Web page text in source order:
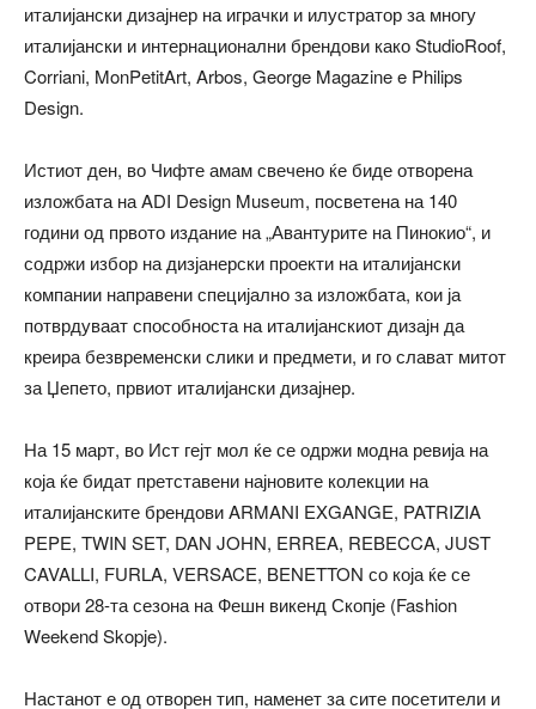
италијански дизајнер на играчки и илустратор за многу
италијански и интернационални брендови како StudioRoof,
Corriani, MonPetitArt, Arbos, George Magazine e Philips
Design.
Истиот ден, во Чифте амам свечено ќе биде отворена
изложбата на ADI Design Museum, посветена на 140
години од првото издание на „Авантурите на Пинокио“, и
содржи избор на дизјанерски проекти на италијански
компании направени специјално за изложбата, кои ја
потврдуваат способноста на италијанскиот дизајн да
креира безвременски слики и предмети, и го слават митот
за Џепето, првиот италијански дизајнер.
На 15 март, во Ист гејт мол ќе се одржи модна ревија на
која ќе бидат претставени најновите колекции на
италијанските брендови ARMANI EXGANGE, PATRIZIA
PEPE, TWIN SET, DAN JOHN, ERREA, REBECCA, JUST
CAVALLI, FURLA, VERSACE, BENETTON со која ќе се
отвори 28-та сезона на Фешн викенд Скопје (Fashion
Weekend Skopje).
Настанот е од отворен тип, наменет за сите посетители и